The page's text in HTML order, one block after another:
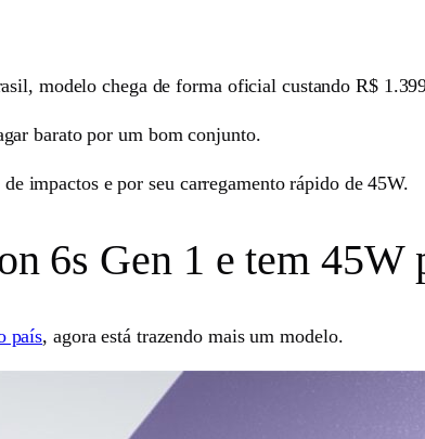
modelo chega de forma oficial custando R$
barato por um bom conjunto.
impactos e por seu carregamento rápido de 45W.
6s Gen 1 e tem 45W
país, agora está trazendo mais um modelo.